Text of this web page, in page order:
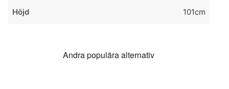
Höjd 101cm
Andra populära alternativ